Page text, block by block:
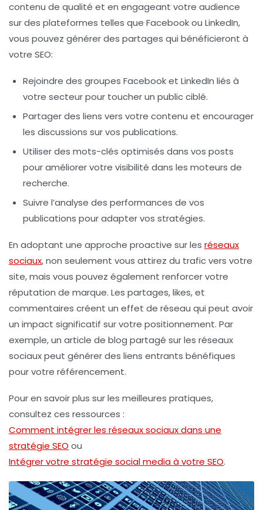
contenu de qualité et en engageant votre audience
sur des plateformes telles que Facebook ou LinkedIn,
vous pouvez générer des partages qui bénéficieront à
votre SEO:
Rejoindre des groupes Facebooket LinkedIn liés à
votre secteur pour toucher un public ciblé.
Partager des liens vers votre contenu et encourager
les discussions sur vos publications.
Utiliser des mots-clés optimisés dans vos posts
pour améliorer votre visibilité dans les moteurs de
recherche.
Suivre l’analyse des performances de vos
publications pour adapter vos stratégies.
En adoptant une approche proactive sur les réseaux
sociaux, non seulement vous attirez du trafic vers votre
site, mais vous pouvez également renforcer votre
réputation de marque. Les partages,likes, et
commentaires créent un effet de réseau qui peut avoir
un impact significatif sur votre positionnement. Par
exemple, un article de blog partagé sur les réseaux
sociaux peut générer des liens entrants bénéfiques
pour votre référencement.
Pour en savoir plus sur les meilleures pratiques,
consultez ces ressources :
Comment intégrer les réseaux sociaux dans une
stratégie SEO ou
Intégrer votre stratégie social media à votre SEO.